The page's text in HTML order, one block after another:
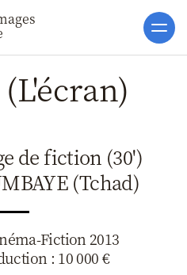
Accueil
Actualités
Soutiens
Catalogue
Clap ACP
Boites à
Accès pro
de fiction (30')
(Tchad)
Fiction 2013
: 10 000 €